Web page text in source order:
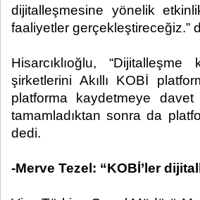
dijitalleşmesine yönelik
faaliyetler gerçekleştireceğiz.”
Hisarcıklıoğlu,
şirketlerini Akıllı KOBİ
platforma kaydetmeye davet
tamamladıktan sonra da
dedi.
-Merve Tezel: “KOBİ’ler